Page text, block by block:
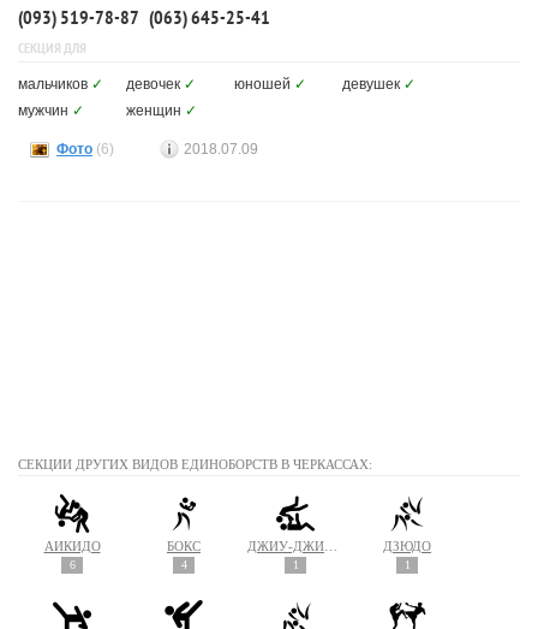
(093) 519-78-87 (063) 645-25-41
СЕКЦИЯ ДЛЯ
мальчиков ✓ девочек ✓ юношей ✓ девушек ✓
мужчин ✓ женщин ✓
Фото (6) 2018.07.09
СЕКЦИИ ДРУГИХ ВИДОВ ЕДИНОБОРСТВ В ЧЕРКАССАХ:
АЙКИДО
6
БОКС
4 1
ДЗЮДО
1